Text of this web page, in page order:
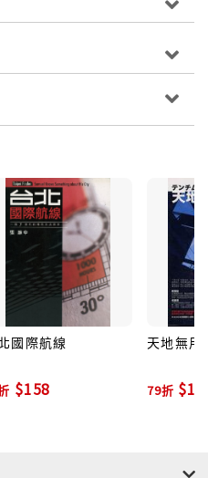
上是從冷到熱。
接著是串燒和其他熱食，
。
裡不就是應該哇出聲來
機，把情緒也切換成靜音
不是有人介紹，從大樓下
國際航線
$158
天地無用
79折